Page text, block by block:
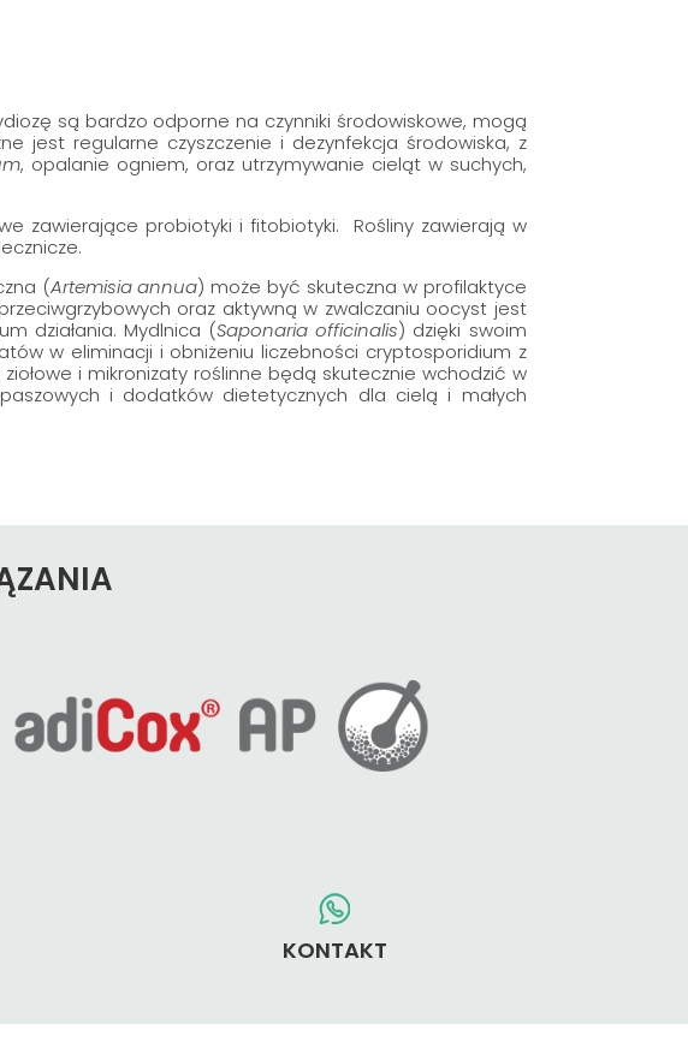
są bardzo odporne na czynniki środowiskowe, mogą
jest regularne czyszczenie i dezynfekcja środowiska, z
, opalanie ogniem, oraz utrzymywanie cieląt w suchych,
zawierające probiotyki i fitobiotyki. Rośliny zawierają w
(Artemisia annua) może być skuteczna w profilaktyce
oraz aktywną w zwalczaniu oocyst jest
działania. Mydlnica (Saponaria officinalis) dzięki swoim
w eliminacji i obniżeniu liczebności cryptosporidium z
i mikronizaty roślinne będą skutecznie wchodzić w
i dodatków dietetycznych dla cielą i małych
KONTAKT